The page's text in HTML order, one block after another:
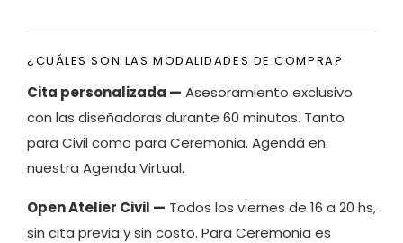
¿CUÁLES SON LAS MODALIDADES DE COMPRA?
Cita personalizada — Asesoramiento exclusivo
con las diseñadoras durante 60 minutos. Tanto
para Civil como para Ceremonia. Agendá en
nuestra Agenda Virtual.
Open Atelier Civil — Todos los viernes de 16 a 20 hs,
sin cita previa y sin costo. Para Ceremonia es